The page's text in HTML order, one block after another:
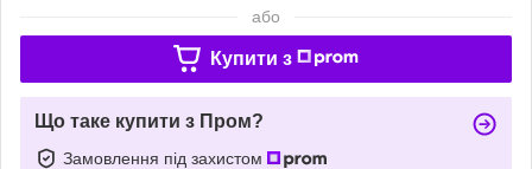
або
Купити з
Що таке купити з Пром?
Замовлення під захистом